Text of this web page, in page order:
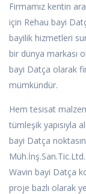
Firmamız kentin
için Rehau bayi
bayilik hizmetleri
bir dünya markası
bayi Datça olarak
mümkündür.
Hem tesisat
tümleşik yapısıyla
bayi Datça
Wavin bayi Datça
proje bazlı olarak